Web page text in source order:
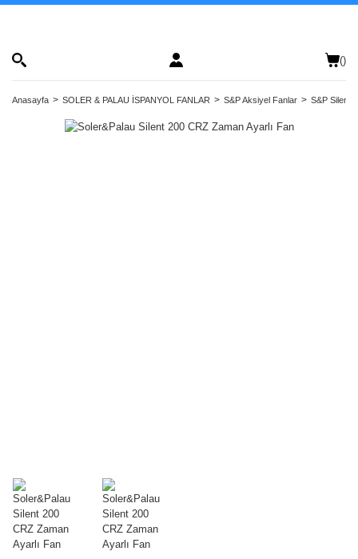
()
Anasayfa SOLER & PALAU İSPANYOL FANLAR S&P Aksiyel Fanlar S&P Silent